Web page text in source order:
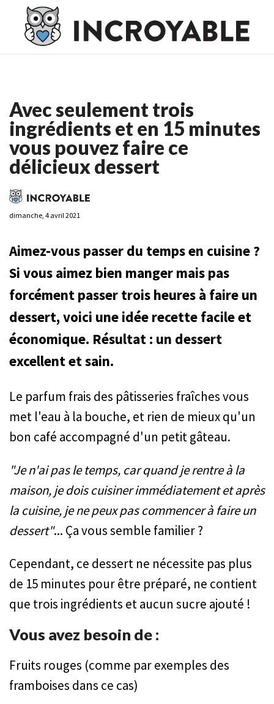
Casino En Ligne France
Casino En Ligne France
Ligne
Avec seulement trois
ingrédients et en 15 minutes
vous pouvez faire ce
délicieux dessert
dimanche, 4 avril 2021
Aimez-vous passer du temps en cuisine ?
Si vous aimez bien manger mais pas
forcément passer trois heures à faire un
dessert, voici une idée recette facile et
économique. Résultat : un dessert
excellent et sain.
Le parfum frais des pâtisseries fraîches vous
met l'eau à la bouche, et rien de mieux qu'un
bon café accompagné d'un petit gâteau.
"Je n'ai pas le temps, car quand je rentre à la
maison, je dois cuisiner immédiatement et après
la cuisine, je ne peux pas commencer à faire un
dessert"... Ça vous semble familier ?
Cependant, ce dessert ne nécessite pas plus
de 15 minutes pour être préparé, ne contient
que trois ingrédients et aucun sucre ajouté !
Vous avez besoin de :
Fruits rouges (comme par exemples des
framboises dans ce cas)